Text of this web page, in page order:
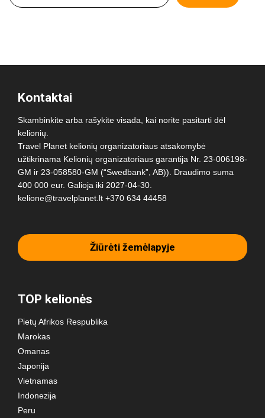
Kontaktai
Skambinkite arba rašykite visada, kai norite pasitarti dėl
kelionių.
Travel Planet kelionių organizatoriaus atsakomybė
užtikrinama Kelionių organizatoriaus garantija Nr. 23-006198-
GM ir 23-058580-GM (“Swedbank”, AB)). Draudimo suma
400 000 eur. Galioja iki 2027-04-30.
kelione@travelplanet.lt +370 634 44458
Žiūrėti žemėlapyje
TOP kelionės
Pietų Afrikos Respublika
Marokas
Omanas
Japonija
Vietnamas
Indonezija
Peru